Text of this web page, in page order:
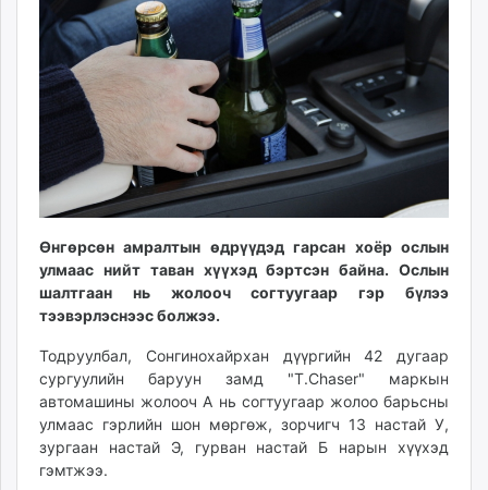
ikon.mn
mnb.mn
Livetv.mn
Eguur.mn
24tsag.mn
eagle.mn
ergelt.mn
today.mn
zuv.mn
mminfo.mn
urlag.mn
unen.mn
asu.mn
shudarga.mn
shuurhai.mn
Өнгөрсөн амралтын өдрүүдэд гарсан хоёр ослын
улмаас нийт таван хүүхэд бэртсэн байна. Ослын
шалтгаан нь жолооч согтуугаар гэр бүлээ
тээвэрлэснээс болжээ.
Тодруулбал, Сонгинохайрхан дүүргийн 42 дугаар
сургуулийн баруун замд "T.Chaser" маркын
автомашины жолооч А нь согтуугаар жолоо барьсны
улмаас гэрлийн шон мөргөж, зорчигч 13 настай У,
зургаан настай Э, гурван настай Б нарын хүүхэд
гэмтжээ.